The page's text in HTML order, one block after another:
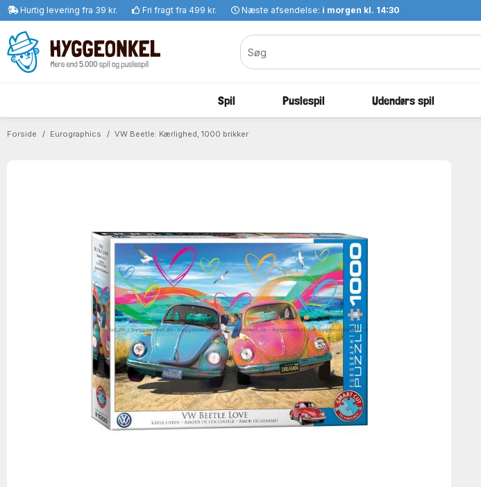
Hurtig levering fra 39 kr. Fri fragt fra 499 kr. Næste afsendelse: i morgen kl. 14:30
Spil Puslespil Udendørs spil
Forside Eurographics VW Beetle: Kærlighed, 1000 brikker